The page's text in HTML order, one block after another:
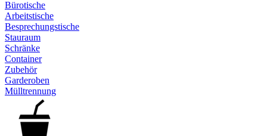
Bürotische
Arbeitstische
Besprechungstische
Stauraum
Schränke
Container
Zubehör
Garderoben
Mülltrennung